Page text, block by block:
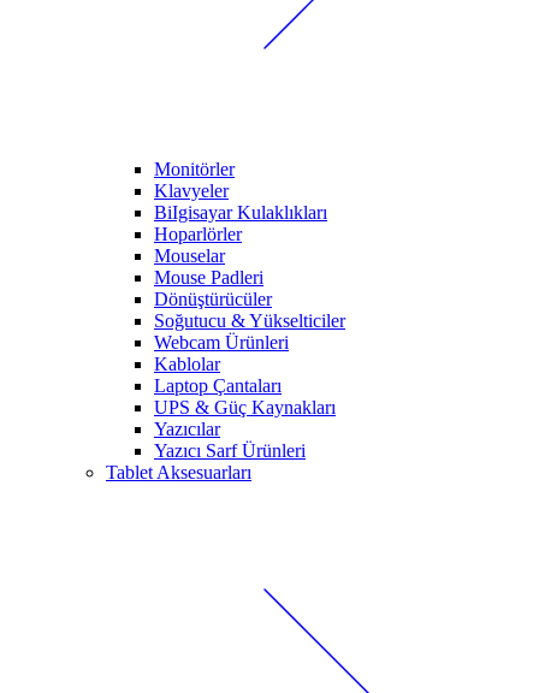
Monitörler
Klavyeler
BiIgisayar Kulaklıkları
Hoparlörler
Mouselar
Mouse Padleri
Dönüştürücüler
Soğutucu & Yükselticiler
Webcam Ürünleri
Kablolar
Laptop Çantaları
UPS & Güç Kaynakları
Yazıcılar
Yazıcı Sarf Ürünleri
Tablet Aksesuarları